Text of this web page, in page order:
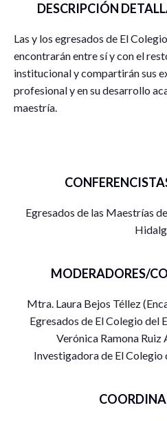
DESCRIPCIÓN
Las y los egresados de El
encontrarán entre sí y con el
institucional y compartirán sus
profesional y en su desarrollo
maestría.
Egresados de las Maestrías
MODERADORES/
Mtra. Laura Bejos Téllez
Egresados de El Colegio del
Verónica Ramona
Investigadora de El